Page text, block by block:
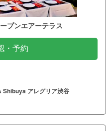
プンエアーテラス
・予約
Shibuya アレグリア渋谷